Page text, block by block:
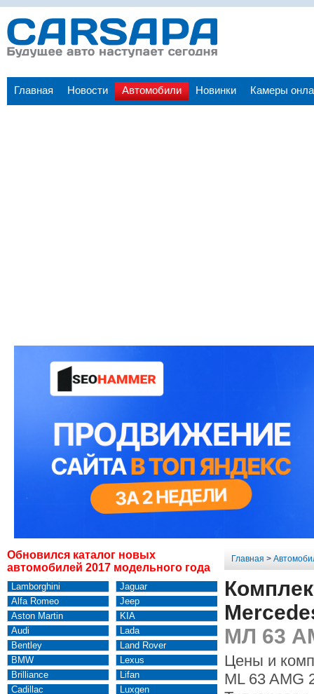
Главная Новости Автомобили Новинки Камеры
Обновился каталог новых
автомобилей 2017 модельного года
Lamborghini
Alfa Romeo
Aston Martin
Audi
Bentley
BMW
Brilliance
Cadillac
Jaguar
Jeep
KIA
Lada
Land Rover
Lexus
Lifan
Luxgen
Главная >
МЛ 63
Цены и
ML 63 AMG